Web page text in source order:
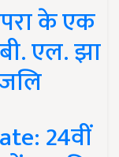
के एक
एल. झा
24वीं